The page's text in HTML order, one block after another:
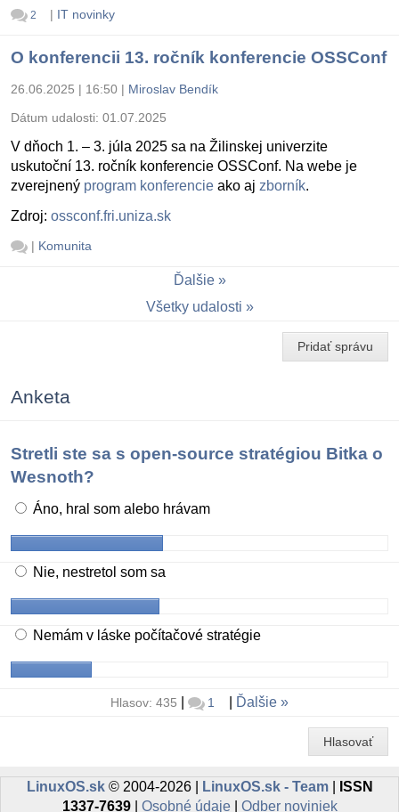
2 | IT novinky
O konferencii 13. ročník konferencie OSSConf
26.06.2025 | 16:50 | Miroslav Bendík
Dátum udalosti: 01.07.2025
V dňoch 1. – 3. júla 2025 sa na Žilinskej univerzite
uskutoční 13. ročník konferencie OSSConf. Na webe je
zverejnený program konferencie ako aj zborník.
Zdroj: ossconf.fri.uniza.sk
| Komunita
Ďalšie
Všetky udalosti
Pridať správu
Anketa
Stretli ste sa s open-source stratégiou Bitka o
Wesnoth?
Áno, hral som alebo hrávam
Nie, nestretol som sa
Nemám v láske počítačové stratégie
Hlasov: 435 1 Ďalšie
Hlasovať
LinuxOS.sk© 2004-2026 | LinuxOS.sk - Team|
ISSN
1337-7639| Osobné údaje| Odber noviniek